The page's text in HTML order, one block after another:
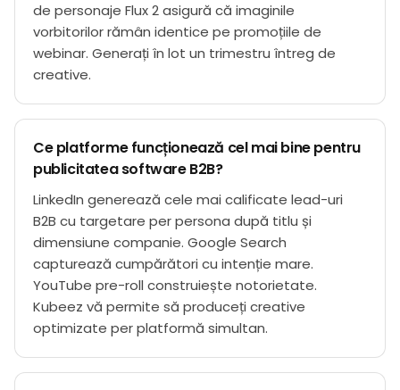
de personaje Flux 2 asigură că imaginile
vorbitorilor rămân identice pe promoțiile de
webinar. Generați în lot un trimestru întreg de
creative.
Ce platforme funcționează cel mai bine pentru
publicitatea software B2B?
LinkedIn generează cele mai calificate lead-uri
B2B cu targetare per persona după titlu și
dimensiune companie. Google Search
capturează cumpărători cu intenție mare.
YouTube pre-roll construiește notorietate.
Kubeez vă permite să produceți creative
optimizate per platformă simultan.